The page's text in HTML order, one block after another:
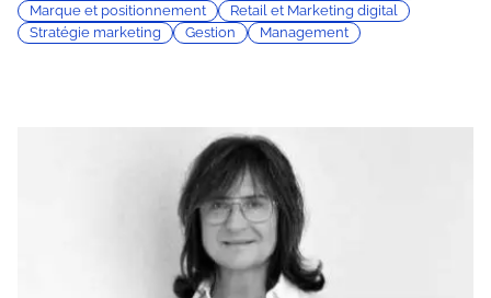
Marque et positionnement
Retail et Marketing digital
Stratégie marketing
Gestion Management